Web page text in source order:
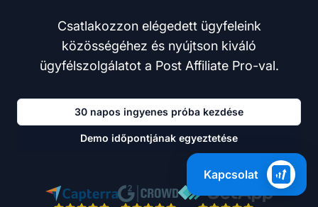
Csatlakozzon elégedett ügyfeleink
közösségéhez és nyújtson kiváló
ügyfélszolgálatot a Post Affiliate Pro-val.
30 napos ingyenes próba kezdése
Demo időpontjának egyeztetése
Kapcsolat